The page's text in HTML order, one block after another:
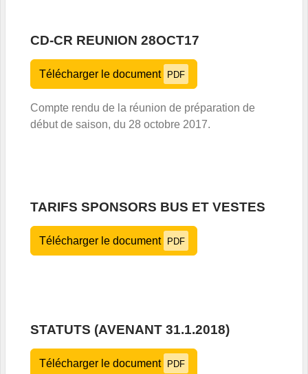
CD-CR REUNION 28OCT17
Télécharger le document PDF
Compte rendu de la réunion de préparation de
début de saison, du 28 octobre 2017.
TARIFS SPONSORS BUS ET VESTES
Télécharger le document PDF
STATUTS (AVENANT 31.1.2018)
Télécharger le document PDF